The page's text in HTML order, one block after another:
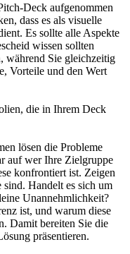
Deck aufgenommen
dass es als visuelle
Es sollte alle Aspekte
wissen sollten
während Sie gleichzeitig
Vorteile und den Wert
die in Ihrem Deck
lösen die Probleme
auf wer Ihre Zielgruppe
konfrontiert ist. Zeigen
Handelt es sich um
Unannehmlichkeit?
ist, und warum diese
Damit bereiten Sie die
präsentieren.